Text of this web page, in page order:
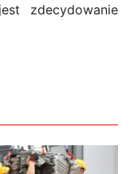
zdecydowanie